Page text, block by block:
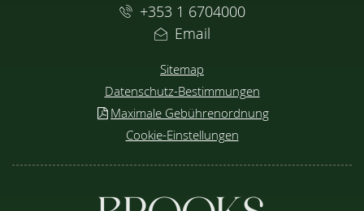
+353 1 6704000
Email
Sitemap
Datenschutz-Bestimmungen
Maximale Gebührenordnung
Cookie-Einstellungen